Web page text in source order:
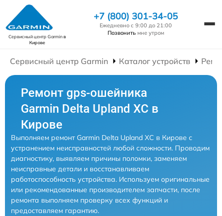
Сервисный центр Garminв
Кирове
+7 (800) 301-34-05
Ежедневно с 9:00 до 21:00
Позвонить мне утром
Сервисный центр Garmin Каталог устройств
Ремонт gps-ошейника
Garmin Delta Upland XC в
Кирове
Выполняем ремонт Garmin Delta Upland XC в Кирове с
устранением неисправностей любой сложности. Проводим
диагностику, выявляем причины поломки, заменяем
неисправные детали и восстанавливаем
работоспособность устройства. Используем оригинальные
или рекомендованные производителем запчасти, после
ремонта выполняем проверку всех функций и
предоставляем гарантию.